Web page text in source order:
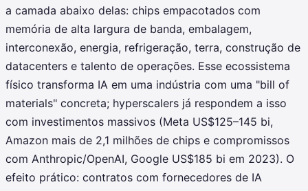
a camada abaixo delas: chips empacotados com
memória de alta largura de banda, embalagem,
interconexão, energia, refrigeração, terra, construção de
datacenters e talento de operações. Esse ecossistema
físico transforma IA em uma indústria com uma "bill of
materials" concreta; hyperscalers já respondem a isso
com investimentos massivos (Meta US$125–145 bi,
Amazon mais de 2,1 milhões de chips e compromissos
com Anthropic/OpenAI, Google US$185 bi em 2023). O
efeito prático: contratos com fornecedores de IA